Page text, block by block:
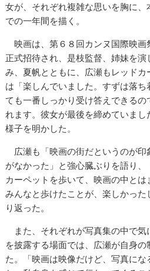
女が、それぞれ複雑な思いを胸に、
での一年間を描く。
映画は、第６８回カンヌ国際映画
正式招待され、是枝監督、姉妹を演
み、夏帆とともに、広瀬もレッド
は「楽しんでいました。すずは落
ても一番しっかり受け答えできる
れます。彼女が最後を締めていま
様子を明かした。
広瀬も「映画の街だというのが印
がなかった」と強心臓ぶりを語り
カーペットを歩いて、映画の中と
みんなと歩けたことが、楽しかっ
り返った。
また、それぞれが写真集の中で気
を披露する場面では、広瀬が自身
た。「映画は映像だけど、写真に